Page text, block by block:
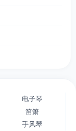
电子琴
笛箫
手风琴